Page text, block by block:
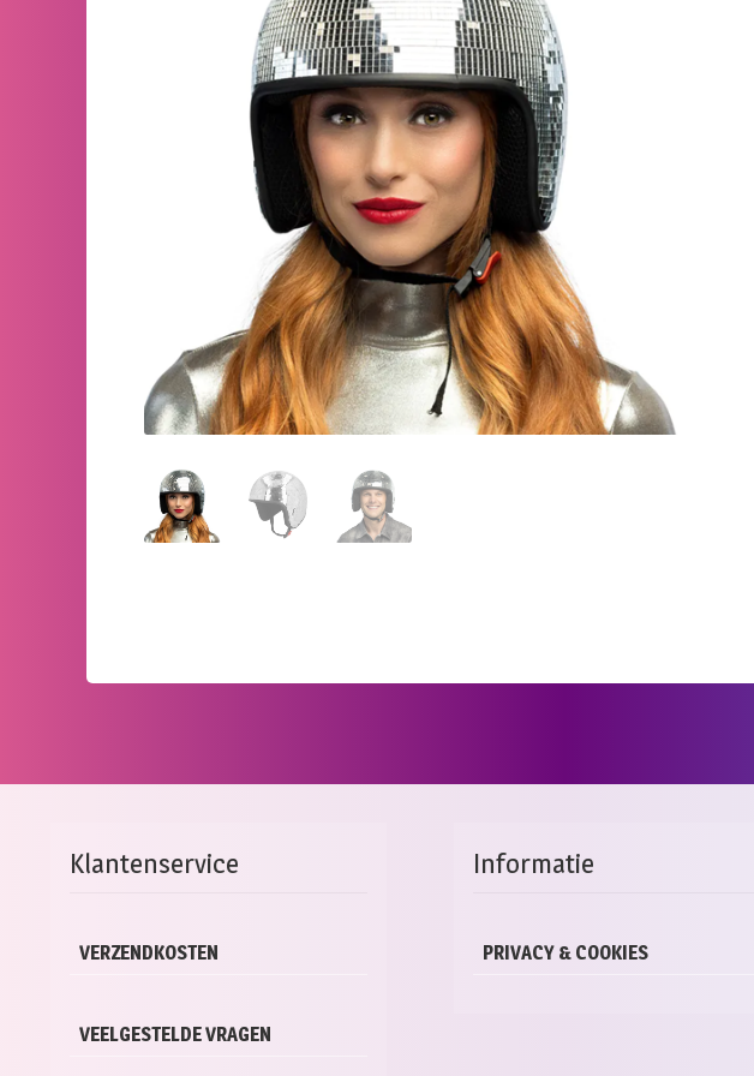
Klantenservice
VERZENDKOSTEN
VEELGESTELDE VRAGEN
Informatie
PRIVACY & COOKIES